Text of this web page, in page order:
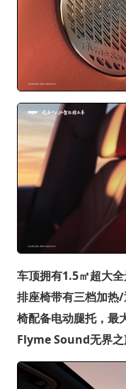
车顶拥有1.5㎡超大
排座椅带有三档加热
椅配备电动腿托，最
Flyme Sound无界之